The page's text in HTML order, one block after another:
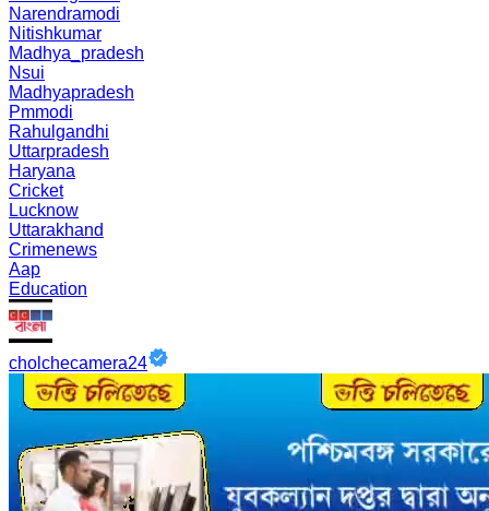
Narendramodi
Nitishkumar
Madhya_pradesh
Nsui
Madhyapradesh
Pmmodi
Rahulgandhi
Uttarpradesh
Haryana
Cricket
Lucknow
Uttarakhand
Crimenews
Aap
Education
cholchecamera24